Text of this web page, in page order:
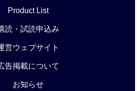
Product List
読・試読申込み
営ウェブサイト
告掲載について
お知らせ